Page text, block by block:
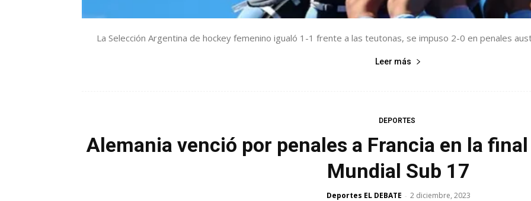
La Selección Argentina de hockey femenino igualó 1-1 frente a las teutonas, se impuso 2-0 en penales
Leer más
DEPORTES
Alemania venció por penales a Francia en la
Mundial Sub 17
Deportes EL DEBATE - 2 diciembre, 2023